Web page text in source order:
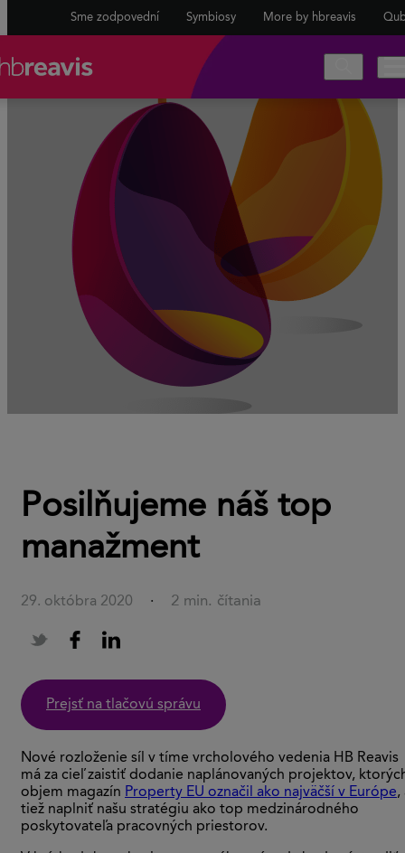
Sme zodpovední Symbiosy More by hbreavis
Posilňujeme náš top
manažment
29. októbra 2020 · 2 min. čítania
Prejsť na tlačovú správu
Nové rozloženie síl v tíme vrcholového vedenia HB Reavis
má za cieľ zaistiť dodanie naplánovaných projektov,
objem magazín Property EU označil ako najväčší v Európe,
tiež naplniť našu stratégiu ako top medzinárodného
poskytovateľa pracovných priestorov.